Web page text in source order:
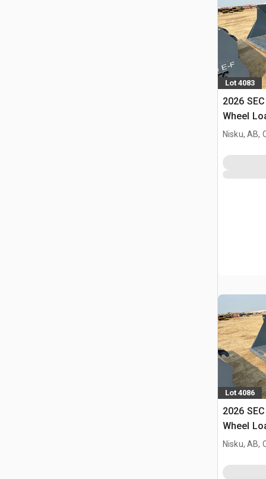
Lot 4083
2026
Wheel
L120
Nisku, AB,
Lot 4086
2026
Wheel
L90
Nisku, AB,